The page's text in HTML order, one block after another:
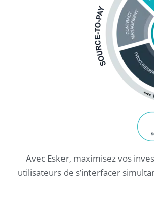
Avec Esker, maximisez vos
utilisateurs de s’interfacer